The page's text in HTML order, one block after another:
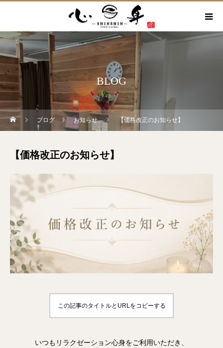
BLOG
ブログ お知らせ 【価格改正のお知らせ】
【価格改正のお知らせ】
この記事のタイトルとURLをコピーする
いつもリラクゼーション心身をご利用いただき、